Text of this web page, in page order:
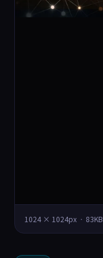
1024 × 1024px · 83KB